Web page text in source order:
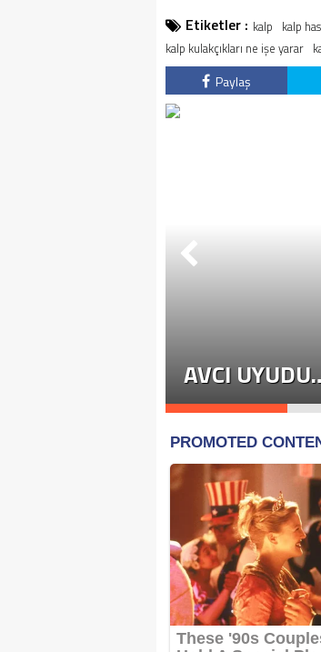
Etiketler : kalp kalp
kalp kulakçıkları ne işe yarar
Paylaş
AVCI